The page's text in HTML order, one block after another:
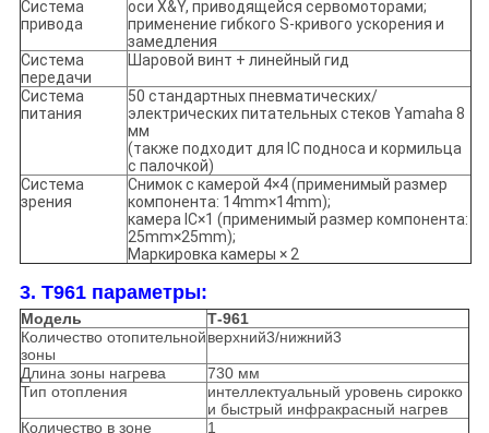
Система
привода
оси X&Y, приводящейся сервомоторами;
применение гибкого S-кривого ускорения и
замедления
Система
передачи
Шаровой винт + линейный гид
Система
питания
50 стандартных пневматических/
электрических питательных стеков Yamaha 8
мм
(также подходит для IC подноса и кормильца
с палочкой)
Система
зрения
Снимок с камерой 4×4 (применимый размер
компонента: 14mm×14mm);
камера IC×1 (применимый размер компонента:
25mm×25mm);
Маркировка камеры × 2
3. T961 параметры:
Модель
Т-961
Количество отопительной
зоны
верхний3/нижний3
Длина зоны нагрева
730 мм
Тип отопления
интеллектуальный уровень сирокко
и быстрый инфракрасный нагрев
Количество в зоне
1